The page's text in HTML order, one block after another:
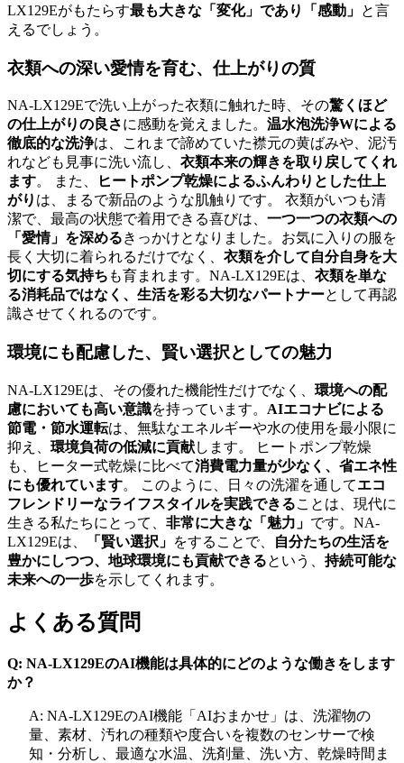
LX129Eがもたらす最も大きな「変化」であり「感動」 と言
えるでしょう。
衣類への深い愛情を育む、仕上がりの質
NA-LX129Eで洗い上がった衣類に触れた時、その驚くほど
の仕上がりの良さに感動を覚えました。 温水泡洗浄Wによる
徹底的な洗浄は、これまで諦めていた襟元の黄ばみや、泥汚
れなども見事に洗い流し、 衣類本来の輝きを取り戻してくれ
ます。 また、
ヒートポンプ乾燥によるふんわりとした仕上
がり は、まるで新品のような肌触りです。 衣類がいつも清
潔で、最高の状態で着用できる喜びは、 一つ一つの衣類への
「愛情」を深めるきっかけとなりました。お気に入りの服を
長く大切に着られるだけでなく、 衣類を介して自分自身を大
切にする気持ち も育まれます。NA-LX129Eは、 衣類を単な
る消耗品ではなく、生活を彩る大切なパートナーとして再認
識させてくれるのです。
環境にも配慮した、賢い選択としての魅力
NA-LX129Eは、その優れた機能性だけでなく、 環境への配
慮においても高い意識を持っています。 AIエコナビによる
節電・節水運転は、無駄なエネルギーや水の使用を最小限に
抑え、 環境負荷の低減に貢献します。 ヒートポンプ乾燥
も、ヒーター式乾燥に比べて消費電力量が少なく、省エネ性
にも優れています。 このように、日々の洗濯を通してエコ
フレンドリーなライフスタイルを実践できることは、現代に
生きる私たちにとって、 非常に大きな「魅力」 です。NA-
LX129Eは、
「賢い選択」 をすることで、
自分たちの生活を
豊かにしつつ、地球環境にも貢献できるという、 持続可能な
未来への一歩を示してくれます。
よくある質問
Q: NA-LX129EのAI機能は具体的にどのような働きをします
か？
A: NA-LX129EのAI機能「AIおまかせ」は、洗濯物の
量、素材、汚れの種類や度合いを複数のセンサーで検
知・分析し、最適な水温、洗剤量、洗い方、乾燥時間ま